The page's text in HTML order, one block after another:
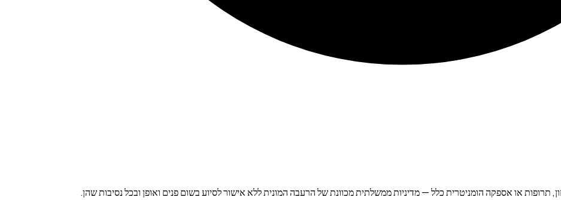
או אספקה הומניטרית כלל — מדיניות ממשלתית מכוונת של הרעבה המונית ללא אישור לסיוע בשום פנים ואופן ובכל נסיבות שהן.